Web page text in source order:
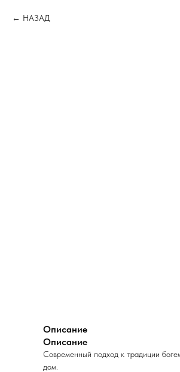
НАЗАД
Описание
Описание
Современный подход к традиции
дом.